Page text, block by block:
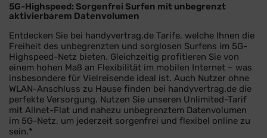
5G-Highspeed: Sorgenfrei Surfen mit unbegrenzt
aktivierbarem Datenvolumen
Entdecken Sie bei handyvertrag.de Tarife, welche Ihnen die
Freiheit des unbegrenzten und sorglosen Surfens im 5G-
Highspeed-Netz bieten. Gleichzeitig profitieren Sie von
einem hohen Maß an Flexibilität im mobilen Internet – was
insbesondere für Vielreisende ideal ist. Auch Nutzer ohne
WLAN-Anschluss zu Hause finden bei handyvertrag.de die
perfekte Versorgung. Nutzen Sie unseren Unlimited-Tarif
mit Allnet-Flat und nahezu unbegrenztem Datenvolumen
im 5G-Netz, um jederzeit sorgenfrei und flexibel online zu
sein.*